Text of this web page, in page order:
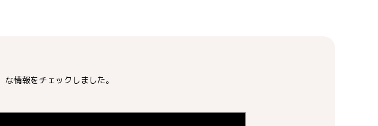
情報をチェックしました。